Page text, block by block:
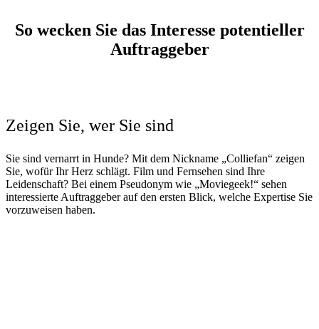
So wecken Sie das Interesse potentieller
Auftraggeber
Zeigen Sie, wer Sie sind
Sie sind vernarrt in Hunde? Mit dem Nickname „Colliefan“ zeigen
Sie, wofür Ihr Herz schlägt. Film und Fernsehen sind Ihre
Leidenschaft? Bei einem Pseudonym wie „Moviegeek!“ sehen
interessierte Auftraggeber auf den ersten Blick, welche Expertise Sie
vorzuweisen haben.